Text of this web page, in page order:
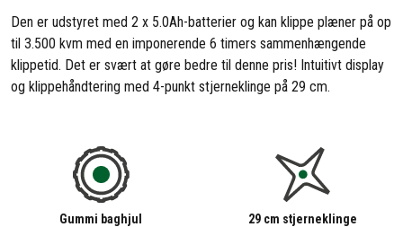
Den er udstyret med 2 x 5.0Ah-batterier og kan klippe plæner på op
til 3.500 kvm med en imponerende 6 timers sammenhængende
klippetid. Det er svært at gøre bedre til denne pris! Intuitivt display
og klippehåndtering med 4-punkt stjerneklinge på 29 cm.
Gummi baghjul 29 cm stjerneklinge